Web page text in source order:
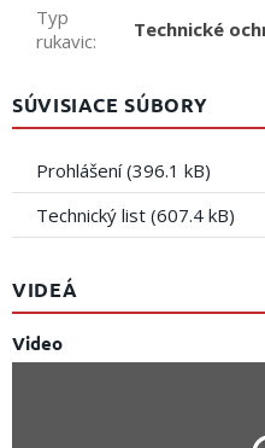
Typ
rukavic: Technické
SÚVISIACE SÚBORY
Prohlášení (396.1 kB)
Technický list (607.4 kB)
VIDEÁ
Video